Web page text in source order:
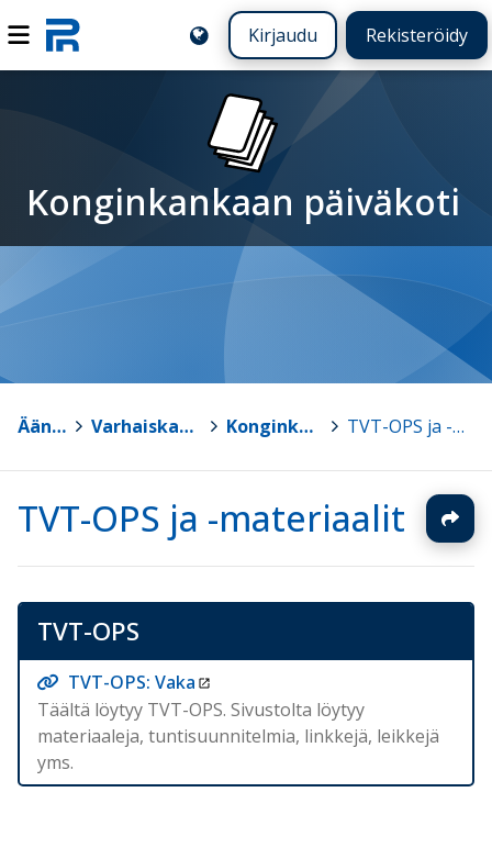
Kirjaudu Rekisteröidy
Konginkankaan päiväkoti
Äänekoski Varhaiskasvatus ja esiopetus Konginkankaan päiväkoti > TVT-OPS ja -materiaalit
TVT-OPS ja -materiaalit
TVT-OPS
TVT-OPS: Vaka
Täältä löytyy TVT-OPS. Sivustolta löytyy
materiaaleja, tuntisuunnitelmia, linkkejä, leikkejä
yms.